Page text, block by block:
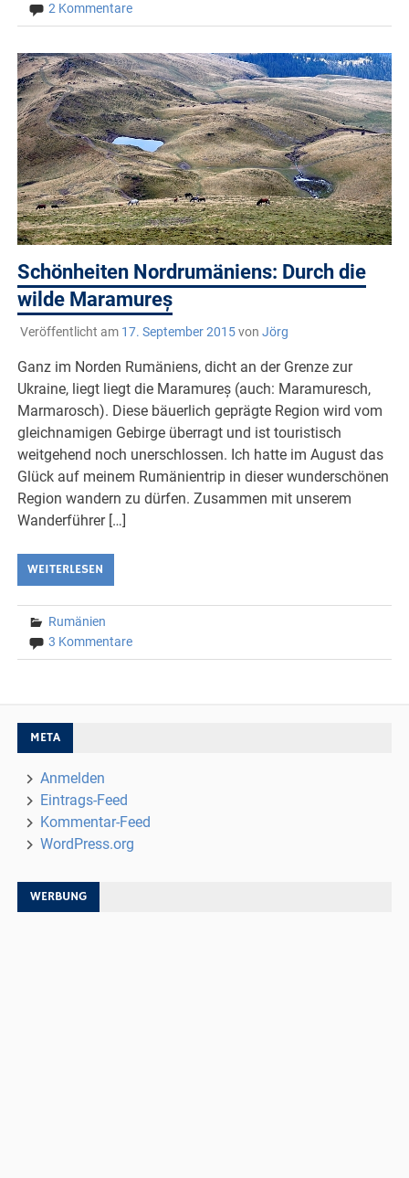
2 Kommentare
Schönheiten Nordrumäniens: Durch die
wilde Maramureș
Veröffentlicht am 17. September 2015von Jörg
Ganz im Norden Rumäniens, dicht an der Grenze zur
Ukraine, liegt liegt die Maramureș (auch: Maramuresch,
Marmarosch). Diese bäuerlich geprägte Region wird vom
gleichnamigen Gebirge überragt und ist touristisch
weitgehend noch unerschlossen. Ich hatte im August das
Glück auf meinem Rumänientrip in dieser wunderschönen
Region wandern zu dürfen. Zusammen mit unserem
Wanderführer […]
WEITERLESEN
Rumänien
3 Kommentare
META
Anmelden
Eintrags-Feed
Kommentar-Feed
WordPress.org
WERBUNG